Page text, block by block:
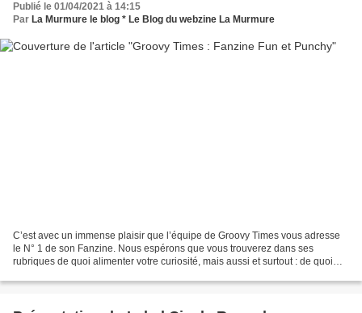
Publié le 01/04/2021 à 14:15
Par La Murmure le blog * Le Blog du webzine La Murmure
C’est avec un immense plaisir que l’équipe de Groovy Times vous adresse
le N° 1 de son Fanzine. Nous espérons que vous trouverez dans ses
rubriques de quoi alimenter votre curiosité, mais aussi et surtout : de quoi